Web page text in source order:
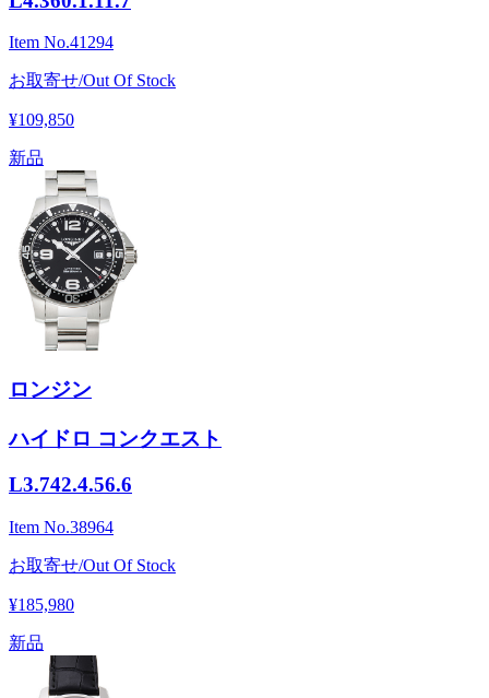
Item No.41294
お取寄せ/Out Of Stock
¥109,850
新品
ロンジン
ハイドロ コンクエスト
L3.742.4.56.6
Item No.38964
お取寄せ/Out Of Stock
¥185,980
新品